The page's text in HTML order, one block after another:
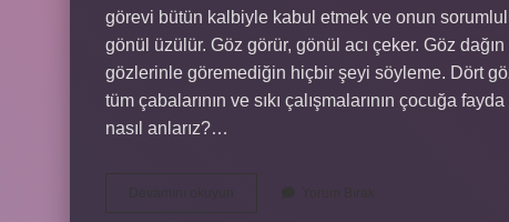
görevi bütün kalbiyle kabul etmek ve onun
gönül üzülür. Göz görür, gönül acı çeker. Göz
gözlerinle göremediğin hiçbir şeyi söyleme. Dört
tüm çabalarının ve sıkı çalışmalarının çocuğa
nasıl anlarız?…